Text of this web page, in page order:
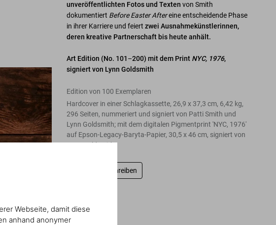
Webseite, damit diese
anhand anonymer
unveröffentlichten Fotos und Texten von Smith
dokumentiert Before Easter Aftereine entscheidende Phase
in ihrer Karriere und feiert zwei Ausnahmekünstlerinnen,
deren kreative Partnerschaft bis heute anhält.
Art Edition (No. 101–200) mit dem Print NYC, 1976,
signiert von Lynn Goldsmith
Edition von 100 Exemplaren
Hardcover in einer Schlagkassette, 26,9 x 37,3 cm, 6,42 kg,
296 Seiten, nummeriert und signiert von Patti Smith und
Lynn Goldsmith; mit dem digitalen Pigmentprint 'NYC, 1976'
auf Epson-Legacy-Baryta-Papier, 30,5 x 46 cm, signiert von
Lynn Goldsmith
Bewertung schreiben